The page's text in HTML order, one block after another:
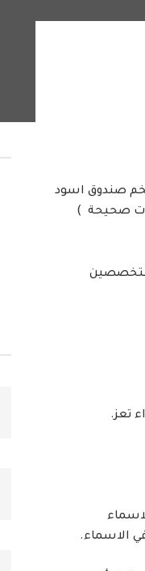
صندوق اسود
صحيحة )
تعز.
الاسماء.